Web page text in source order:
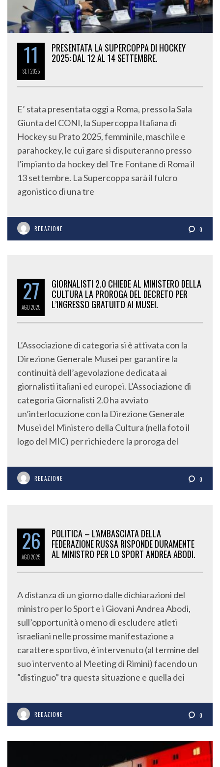
11
SET2025
PRESENTATA LA SUPERCOPPA DI HOCKEY
2025: DAL 12 AL 14 SETTEMBRE.
E’ stata presentata oggi a Roma, presso la Sala
Giunta del CONI, la Supercoppa Italiana di
Hockey su Prato 2025, femminile, maschile e
parahockey, le cui gare si disputeranno presso
l’impianto da hockey del Tre Fontane di Roma il
13 settembre. La Supercoppa sarà il fulcro
agonistico di una tre
REDAZIONE 0
27
AGO2025
GIORNALISTI 2.0 CHIEDE AL MINISTERO DELLA
CULTURA LA PROROGA DEL DECRETO PER
L’INGRESSO GRATUITO AI MUSEI.
L’Associazione di categoria si è attivata con la
Direzione Generale Musei per garantire la
continuità dell’agevolazione dedicata ai
giornalisti italiani ed europei. L’Associazione di
categoria Giornalisti 2.0 ha avviato
un’interlocuzione con la Direzione Generale
Musei del Ministero della Cultura (nella foto il
logo del MIC) per richiedere la proroga del
REDAZIONE 0
26
AGO2025
POLITICA – L’AMBASCIATA DELLA
FEDERAZIONE RUSSA RISPONDE DURAMENTE
AL MINISTRO PER LO SPORT ANDREA ABODI.
A distanza di un giorno dalle dichiarazioni del
ministro per lo Sport e i Giovani Andrea Abodi,
sull’opportunità o meno di escludere atleti
israeliani nelle prossime manifestazione a
carattere sportivo, è intervenuto (al termine del
suo intervento al Meeting di Rimini) facendo un
“distinguo” tra questa situazione e quella dei
REDAZIONE 0